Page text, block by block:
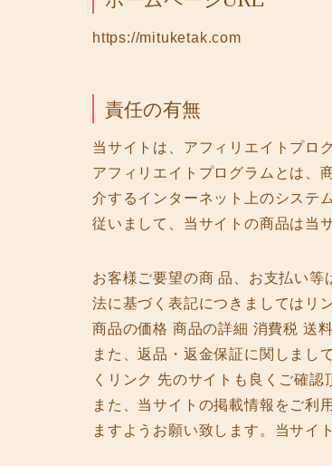
https://mituketak.com
責任の有無
当サイトは、アフィリエイトプロ
アフィリエイトプログラムとは、
介するインターネット上のシステ
従いまして、当サイトの商品は当
お客様ご要望の商 品、お支払い等
法に基づく表記につきましてはリ
商品の価格 商品の詳細 消費税 送
また、返品・返金保証に関しまし
くリンク 先のサイトも良くご確認
また、当サイトの掲載情報をご利
ますようお願い致します。当サイ